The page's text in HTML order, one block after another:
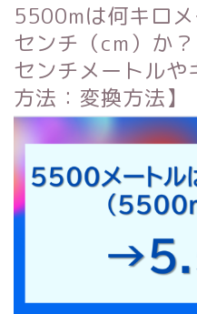
5500mは何キロ
センチ（cm）か
センチメートルや
方法：変換方法】